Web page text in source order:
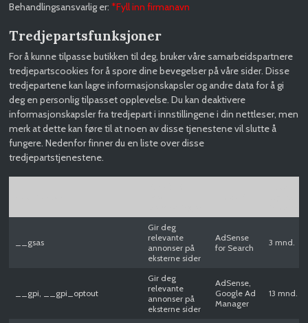
Behandlingsansvarlig er:*Fyll inn firmanavn
Tredjepartsfunksjoner
For å kunne tilpasse butikken til deg, bruker våre samarbeidspartnere
tredjepartscookies for å spore dine bevegelser på våre sider. Disse
tredjepartene kan lagre informasjonskapsler og andre data for å gi
deg en personlig tilpasset opplevelse. Du kan deaktivere
informasjonskapsler fra tredjepart i innstillingene i din nettleser, men
merk at dette kan føre til at noen av disse tjenestene vil slutte å
fungere. Nedenfor finner du en liste over disse
tredjepartstjenestene.
__gsas
Gir deg
relevante
annonser på
eksterne sider
AdSense
for Search
3 mnd.
__gpi, __gpi_optout
Gir deg
relevante
annonser på
eksterne sider
AdSense,
Google Ad
Manager
13 mnd.